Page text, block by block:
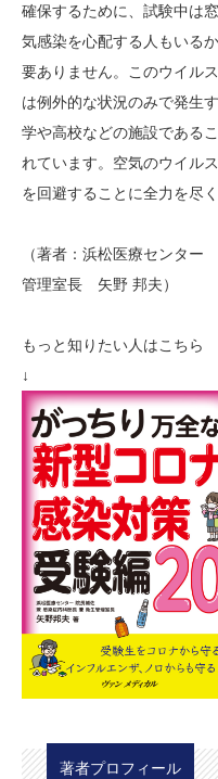
確保するために、試験中は
気感染を心配する人もいる
要ありません。このウイル
は例外的な状況のみで発生
学や高校などの施設である
れています。空気のウイル
を回避することに全力を尽
（著者：浜松医療センタ
管理室長 矢野 邦夫）
もっと知りたい人はこちら
↓
著者プロフィール